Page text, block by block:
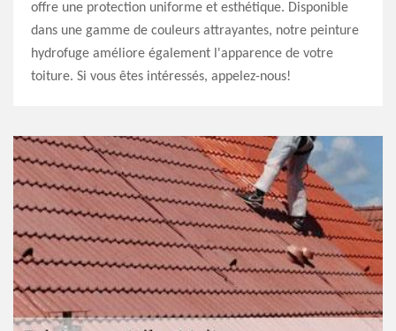
offre une protection uniforme et esthétique. Disponible
dans une gamme de couleurs attrayantes, notre peinture
hydrofuge améliore également l'apparence de votre
toiture. Si vous êtes intéressés, appelez-nous!